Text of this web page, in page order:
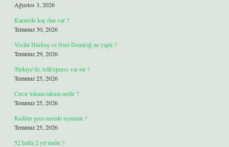
Ağustos 3, 2026
Karatede kaç dan var ?
Temmuz 30, 2026
Vecihi Hürkuş ve Nuri Demirağ ne yaptı ?
Temmuz 29, 2026
Türkiye’de AliExpress var mı ?
Temmuz 25, 2026
Cırcır lokma takımı nedir ?
Temmuz 25, 2026
Kediler gece nerede uyumalı ?
Temmuz 25, 2026
52 hafta 2 yıl mıdır ?